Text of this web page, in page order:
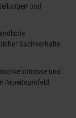
und
Sachverhalte
und
Arbeitsumfeld.